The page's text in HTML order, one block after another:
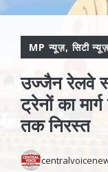
MP न्यूज़,सिटी
उज्जैन रेलवे
ट्रेनों का
तक निरस्त